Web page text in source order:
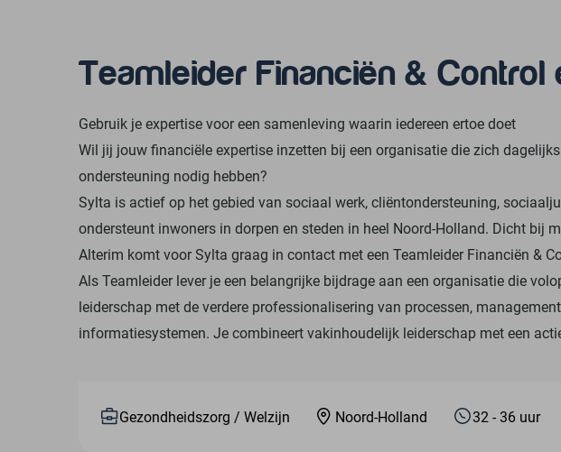
Teamleider Financiën & Control
Gebruik je expertise voor een samenleving waarin iedereen ertoe doet
Wil jij jouw financiële expertise inzetten bij een organisatie die zich
ondersteuning nodig hebben?
Sylta is actief op het gebied van sociaal werk, cliëntondersteuning,
ondersteunt inwoners in dorpen en steden in heel Noord-Holland. Dicht bij
Alterim komt voor Sylta graag in contact met een Teamleider Financiën &
Als Teamleider lever je een belangrijke bijdrage aan een organisatie die
leiderschap met de verdere professionalisering van processen,
informatiesystemen. Je combineert vakinhoudelijk leiderschap met een
Gezondheidszorg / Welzijn Noord-Holland 32 - 36 uur